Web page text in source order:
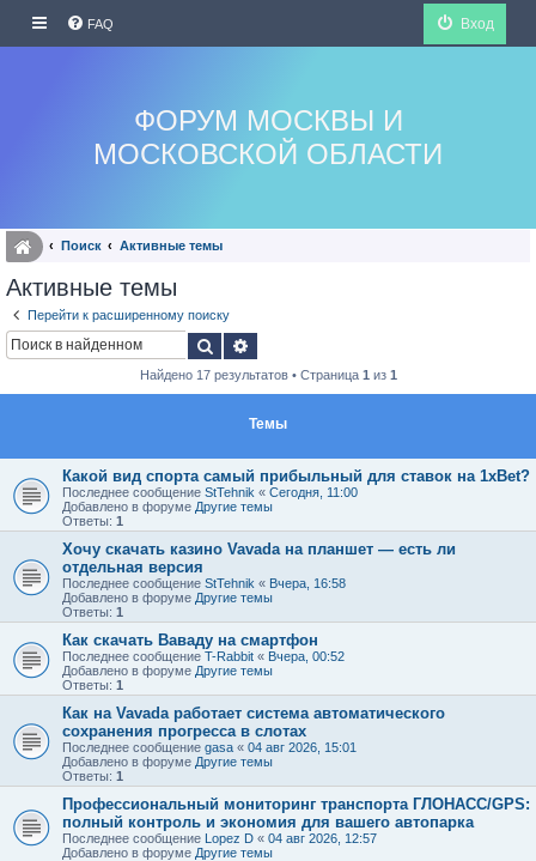
FAQ Вход
ФОРУМ МОСКВЫ И
МОСКОВСКОЙ ОБЛАСТИ
Поиск Активные темы
Активные темы
Перейти к расширенному поиску
Поиск
Найдено 17 результатов • Страница 1 из 1
Темы
Какой вид спорта самый прибыльный для ставок на 1xBet?
Последнее сообщение StTehnik « Сегодня, 11:00
Добавлено в форуме Другие темы
Ответы: 1
Хочу скачать казино Vavada на планшет — есть ли
отдельная версия
Последнее сообщение StTehnik « Вчера, 16:58
Добавлено в форуме Другие темы
Ответы: 1
Как скачать Ваваду на смартфон
Последнее сообщение T-Rabbit « Вчера, 00:52
Добавлено в форуме Другие темы
Ответы: 1
Как на Vavada работает система автоматического
сохранения прогресса в слотах
Последнее сообщение gasa « 04 авг 2026, 15:01
Добавлено в форуме Другие темы
Ответы: 1
Профессиональный мониторинг транспорта ГЛОНАСС/GPS:
полный контроль и экономия для вашего автопарка
Последнее сообщение Lopez D « 04 авг 2026, 12:57
Добавлено в форуме Другие темы